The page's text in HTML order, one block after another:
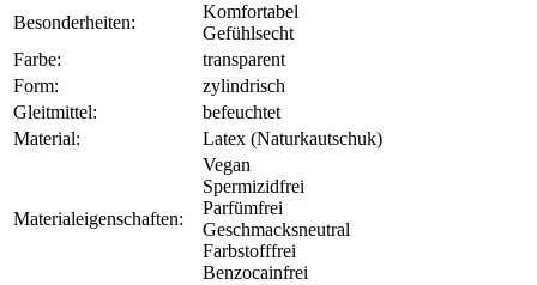
Besonderheiten:
Komfortabel
Gefühlsecht
Farbe:
transparent
Form:
zylindrisch
Gleitmittel:
befeuchtet
Material:
Latex (Naturkautschuk)
Materialeigenschaften:
Vegan
Spermizidfrei
Parfümfrei
Geschmacksneutral
Farbstofffrei
Benzocainfrei